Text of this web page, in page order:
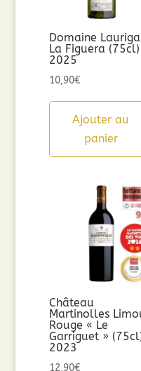
Domaine Lauriga
La Figuera (75cl)
2025
10,90€
Ajouter au
panier
Château
Martinolles
Rouge « Le
Garriguet »
2023
12,90€